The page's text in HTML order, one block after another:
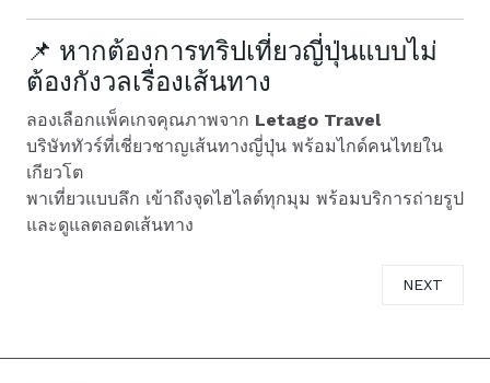
📌 หากต้องการทริปเที่ยวญี่ปุ่นแบบไม่
ต้องกังวลเรื่องเส้นทาง
ลองเลือกแพ็คเกจคุณภาพจาก Letago Travel
บริษัททัวร์ที่เชี่ยวชาญเส้นทางญี่ปุ่น พร้อมไกด์คนไทยใน
เกียวโต
พาเที่ยวแบบลึก เข้าถึงจุดไฮไลต์ทุกมุม พร้อมบริการถ่ายรูป
และดูแลตลอดเส้นทาง
NEXT
NEXT